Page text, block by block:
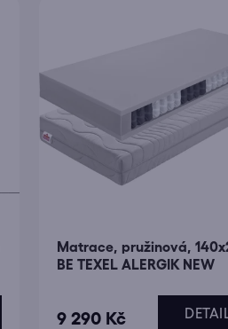
Matrace, pružinová,
BE TEXEL ALERGIK NEW
9 290 Kč